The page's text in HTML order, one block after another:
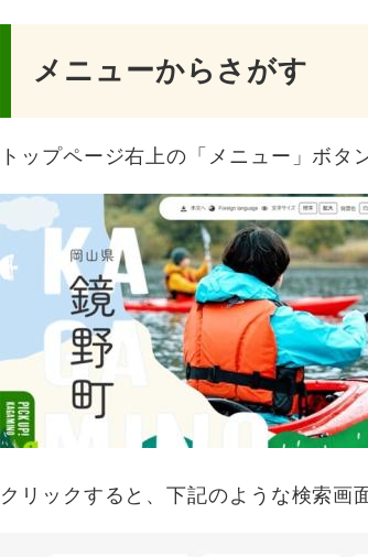
メニューからさがす
トップページ右上の「メニュー」ボタ
クリックすると、下記のような検索画